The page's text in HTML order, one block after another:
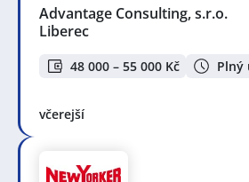
Advantage Consulting, s.r.o.
Liberec
48 000 – 55 000 Kč Plný
včerejší